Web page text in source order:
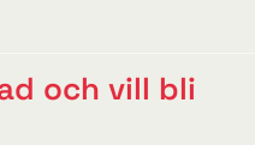
och vill bli